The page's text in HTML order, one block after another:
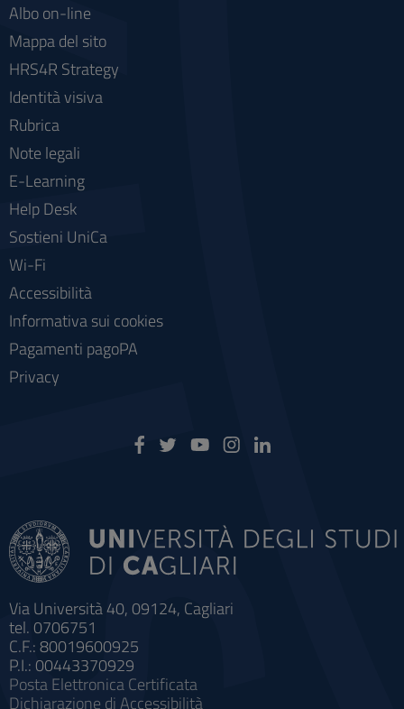
Via Università 40, 09124, Cagliari
tel. 0706751
C.F.: 80019600925
P.I.: 00443370929
Posta Elettronica Certificata
Dichiarazione di Accessibilità
Albo on-line
Mappa del sito
HRS4R Strategy
Identità visiva
Rubrica
Note legali
E-Learning
Help Desk
Sostieni UniCa
Wi-Fi
Accessibilità
Informativa sui cookies
Pagamenti pagoPA
Privacy